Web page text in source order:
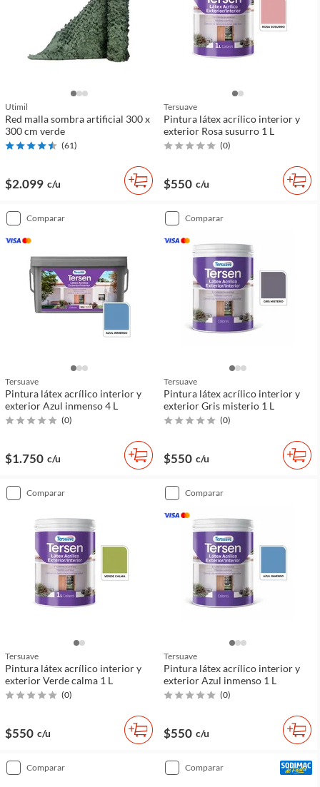
Utimil
Red malla sombra artificial 300 x
300 cm verde
(61)
$2.099 c/u
Tersuave
Pintura látex acrílico interior y
exterior Rosa susurro 1 L
(0)
$550 c/u
comparar
Tersuave
Pintura látex acrílico interior y
exterior Azul inmenso 4 L
(0)
$1.750 c/u
comparar
Tersuave
Pintura látex acrílico interior y
exterior Gris misterio 1 L
(0)
$550 c/u
comparar
Tersuave
Pintura látex acrílico interior y
exterior Verde calma 1 L
(0)
$550 c/u
comparar
Tersuave
Pintura látex acrílico interior y
exterior Azul inmenso 1 L
(0)
$550 c/u
comparar comparar